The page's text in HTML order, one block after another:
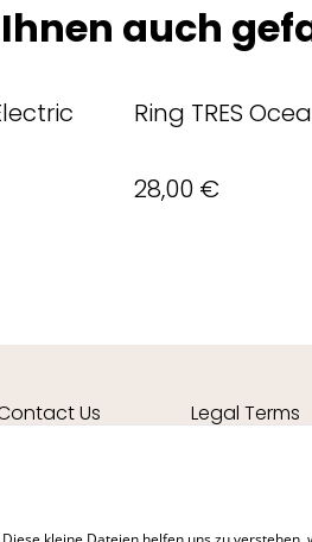
auch
Ring TRES
28,00 €
Us Legal Terms